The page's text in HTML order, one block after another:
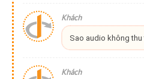
Khách
Sao audio không
Khách